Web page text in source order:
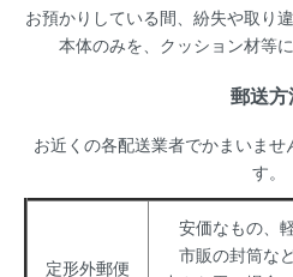
お預かりしている間、紛失や取り
本体のみを、クッション材等
郵送方
お近くの各配送業者でかまいま
す。
定形外郵便
安価なもの、
市販の封筒な